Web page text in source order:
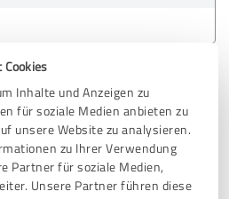
Cookies
Inhalte und Anzeigen zu
für soziale Medien anbieten zu
unsere Website zu analysieren.
zu Ihrer Verwendung
Partner für soziale Medien,
Unsere Partner führen diese
Empfehlung
und habe das Gefühl nun